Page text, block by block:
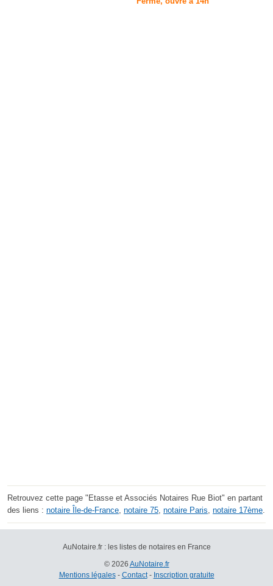
Retrouvez cette page "Etasse et Associés Notaires Rue Biot" en partant
des liens : notaire Île-de-France notaire 75 notaire Paris notaire 17ème
AuNotaire.fr : les listes de notaires en France
© 2026 AuNotaire.fr
Mentions légales- Contact- Inscription gratuite